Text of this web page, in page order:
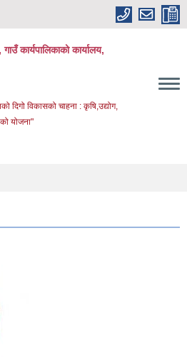
कार्यपालिकाको कार्यालय,
दिगो विकासको चाहना : कृषि,उद्योग,
योजना"